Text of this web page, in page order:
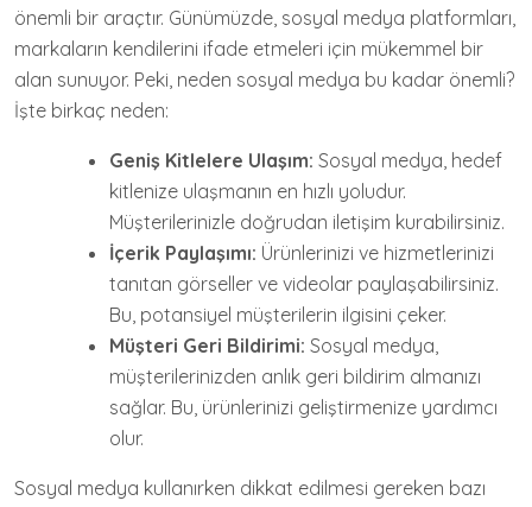
önemli bir araçtır. Günümüzde, sosyal medya platformları,
markaların kendilerini ifade etmeleri için mükemmel bir
alan sunuyor. Peki, neden sosyal medya bu kadar önemli?
İşte birkaç neden:
Geniş Kitlelere Ulaşım: Sosyal medya, hedef
kitlenize ulaşmanın en hızlı yoludur.
Müşterilerinizle doğrudan iletişim kurabilirsiniz.
İçerik Paylaşımı: Ürünlerinizi ve hizmetlerinizi
tanıtan görseller ve videolar paylaşabilirsiniz.
Bu, potansiyel müşterilerin ilgisini çeker.
Müşteri Geri Bildirimi: Sosyal medya,
müşterilerinizden anlık geri bildirim almanızı
sağlar. Bu, ürünlerinizi geliştirmenize yardımcı
olur.
Sosyal medya kullanırken dikkat edilmesi gereken bazı